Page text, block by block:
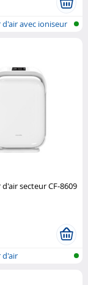
avec ioniseur
secteur CF-8609
d'air